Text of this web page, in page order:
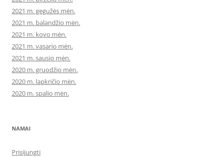
2021 m. gegužės mėn.
2021 m. balandžio mėn.
2021 m. kovo mėn.
2021 m. vasario mėn.
2021 m. sausio mėn.
2020 m. gruodžio mėn.
2020 m. lapkričio mėn.
2020 m. spalio mėn.
NAMAI
Prisijungti